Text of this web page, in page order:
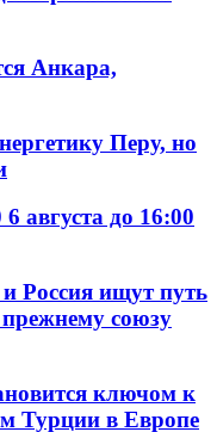
Анкара,
Перу, но
августа до 16:00
Россия ищут путь
союзу
ключом к
Турции в Европе